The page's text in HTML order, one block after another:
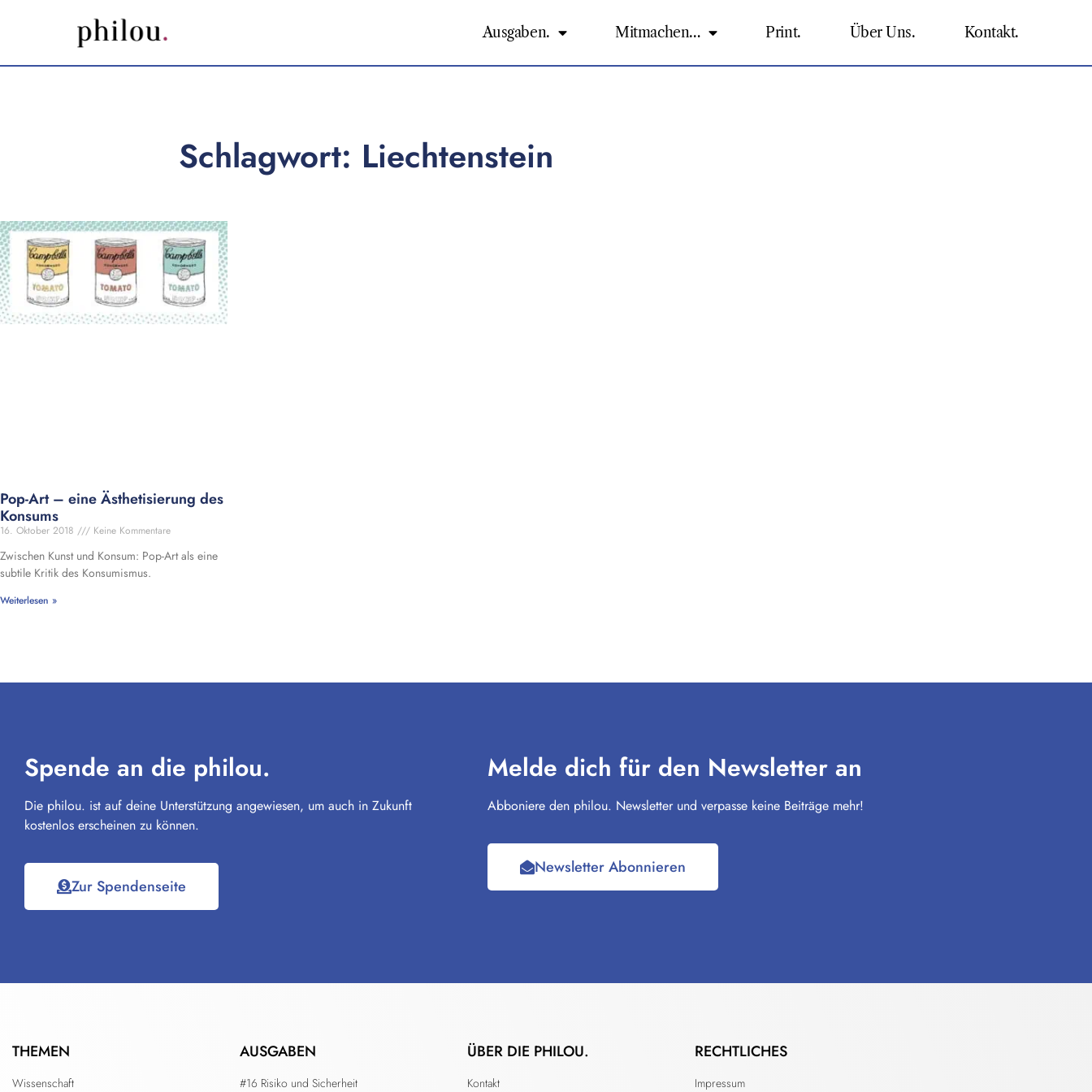
Ausgaben. Mitmachen… Print. Über Uns. Kontakt.
Schlagwort: Liechtenstein
Pop-Art – eine Ästhetisierung des
Konsums
16. Oktober 2018 Keine Kommentare
Zwischen Kunst und Konsum: Pop-Art als eine
subtile Kritik des Konsumismus.
Weiterlesen »
Spende an die philou.
Die philou. ist auf deine Unterstützung angewiesen, um auch in Zukunft
kostenlos erscheinen zu können.
Zur Spendenseite
Melde dich für den Newsletter an
Abboniere den philou. Newsletter und verpasse keine Beiträge mehr!
Newsletter Abonnieren
THEMEN
Wissenschaft
AUSGABEN
#16 Risiko und Sicherheit
ÜBER DIE PHILOU.
Kontakt
RECHTLICHES
Impressum